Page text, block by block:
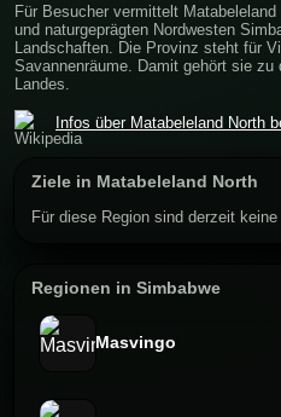
Für Besucher vermittelt
und naturgeprägten Nordwesten
Landschaften. Die Provinz steht für
Savannenräume. Damit gehört sie
Landes.
Infos über Matabeleland North
Ziele in Matabeleland North
Für diese Region sind derzeit keine
Regionen in Simbabwe
Masvingo